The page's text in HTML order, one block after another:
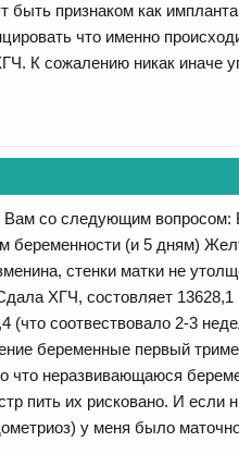
признаком как
что именно
К сожалению никак иначе
со следующим вопросом:
беременности (и 5 дням)
стенки матки не
ХГЧ, состовляет
соотвествовало 2-3
беременные первый
что неразвивающаюся
пить их рисковано. И
у меня было